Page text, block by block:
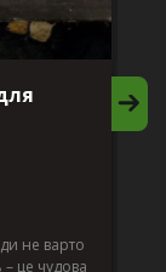
не варто
це чудова